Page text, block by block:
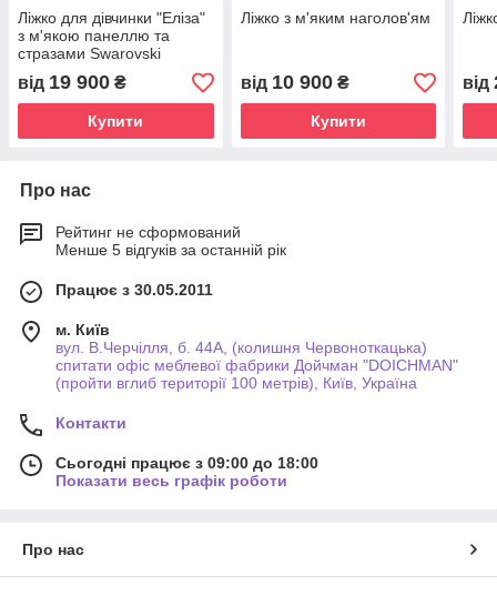
Ліжко для дівчинки "Еліза"
з м'якою панеллю та
стразами Swarovski
від 19 900 ₴
Купити
Ліжко з м'яким наголов'ям
від 10 900₴
Купити
від
Про нас
Рейтинг не сформований
Менше 5 відгуків за останній рік
Працює з 30.05.2011
м. Київ
вул. В.Черчілля, б. 44А, (колишня Червоноткацька)
спитати офіс меблевої фабрики Дойчман "DOICHMAN"
(пройти вглиб території 100 метрів), Київ, Україна
Контакти
Сьогодні працює з 09:00 до 18:00
Показати весь графік роботи
Про нас